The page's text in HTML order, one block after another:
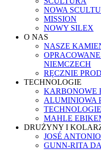
NOWA
MISSION
NOWY SILEX
O NAS
NASZE
NIEMCZECH
RĘCZNIE
TECHNOLOGIE
KARBONOWE
ALUMINIOWA
MAHLE
DRUŻYNY I
JOSÉ
GUNN-RITA